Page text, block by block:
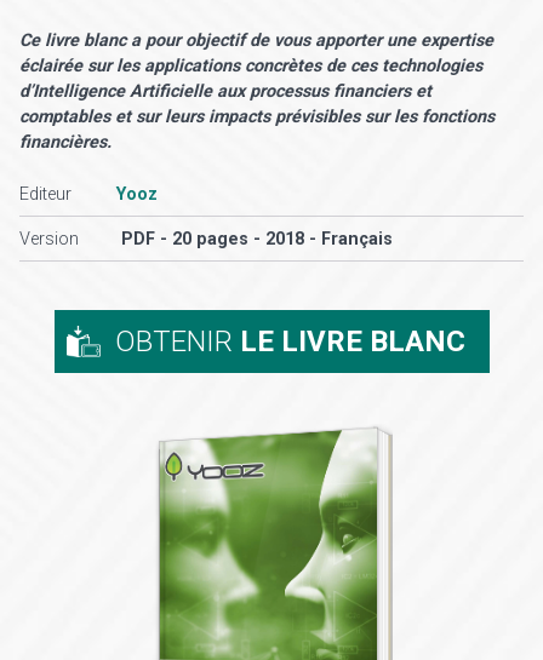
Ce livre blanc a pour objectif de vous apporter une expertise
éclairée sur les applications concrètes de ces technologies
d’Intelligence Artificielle aux processus financiers et
comptables et sur leurs impacts prévisibles sur les fonctions
financières.
Editeur Yooz
Version PDF - 20 pages - 2018 - Français
OBTENIR LE LIVRE BLANC